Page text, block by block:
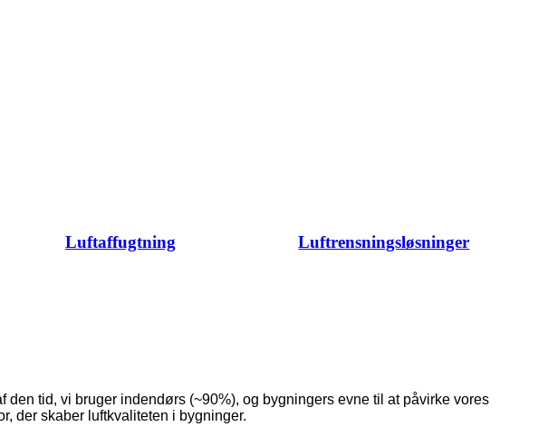
Luftaffugtning Luftrensningsløsninger
tid, vi bruger indendørs (~90%), og bygningers evne til at påvirke vores
der skaber luftkvaliteten i bygninger.